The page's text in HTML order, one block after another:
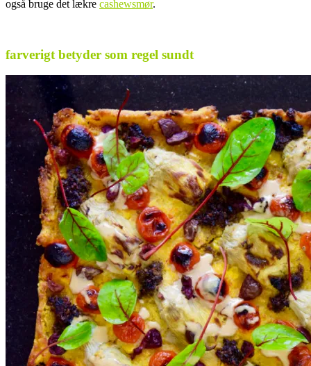
også bruge det lækre cashewsmør.
farverigt betyder som regel sundt